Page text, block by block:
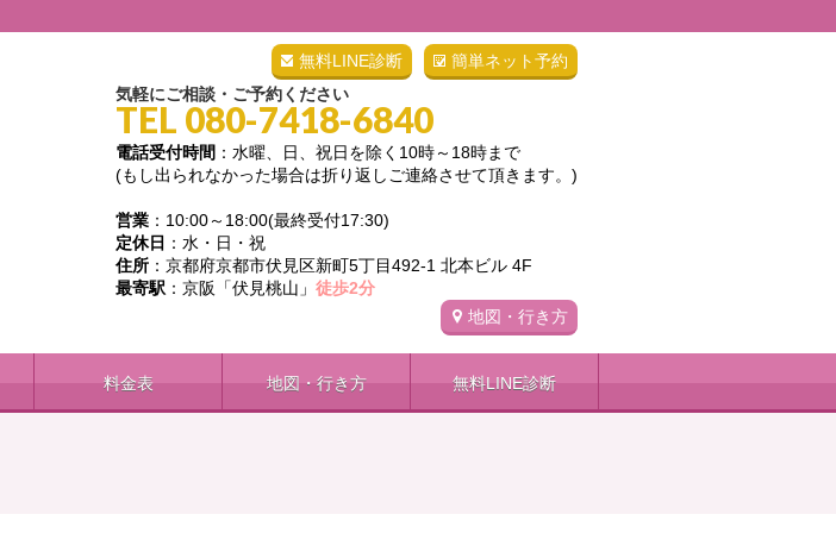
簡単ネット予約
無料LINE診断
気軽にご相談・ご予約ください
TEL 080-7418-6840
電話受付時間 ：水曜、日、祝日を除く10時～18時まで
(もし出られなかった場合は折り返しご連絡させて頂きます。)
営業 ：10:00～18:00(最終受付17:30)
定休日 ：水・日・祝
住所 ：京都府京都市伏見区新町5丁目492-1 北本ビル 4F
最寄駅 ：京阪「伏見桃山」 徒歩2分
地図・行き方
料金表 地図・行き方 無料LINE診断